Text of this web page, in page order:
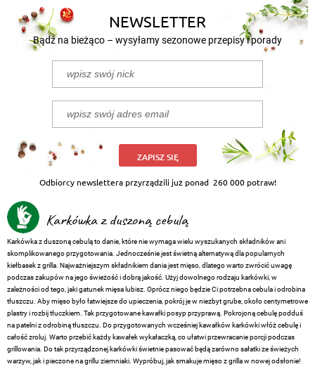
NEWSLETTER
Bądź na bieżąco – wysyłamy sezonowe przepisy i porady
ZAPISZ SIĘ
Odbiorcy newslettera przyrządzili już ponad 260 000 potraw!
Karkówka z duszoną cebulą
Karkówka z duszoną cebulą to danie, które nie wymaga wielu wyszukanych składników ani
skomplikowanego przygotowania. Jednocześnie jest świetną alternatywą dla popularnych
kiełbasek z grilla. Najważniejszym składnikiem dania jest mięso, dlatego warto zwrócić uwagę
podczas zakupów na jego świeżość i dobrą jakość. Użyj dowolnego rodzaju karkówki, w
zależności od tego, jaki gatunek mięsa lubisz. Oprócz niego będzie Ci potrzebna cebula i odrobina
tłuszczu. Aby mięso było łatwiejsze do upieczenia, pokrój je w niezbyt grube, około centymetrowe
plastry i rozbij tłuczkiem. Tak przygotowane kawałki posyp przyprawą. Pokrojoną cebulę podduś
na patelni z odrobiną tłuszczu. Do przygotowanych wcześniej kawałków karkówki włóż cebulę i
całość zroluj. Warto przebić każdy kawałek wykałaczką, co ułatwi przewracanie porcji podczas
grillowania. Do tak przyrządzonej karkówki świetnie pasować będą zarówno sałatki ze świeżych
warzyw, jak i pieczone na grillu ziemniaki. Wypróbuj, jak smakuje mięso z grilla w nowej odsłonie!